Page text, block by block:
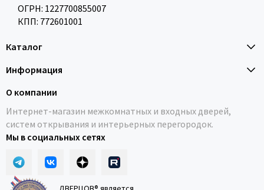
ОГРН: 1227700855007
КПП: 772601001
Каталог
Информация
О компании
Интернет-магазин межкомнатных и входных дверей,
систем открывания и интерьерных перегородок.
Мы в социальных сетях